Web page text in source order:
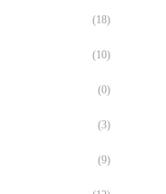
(18)
(10)
(0)
(3)
(9)